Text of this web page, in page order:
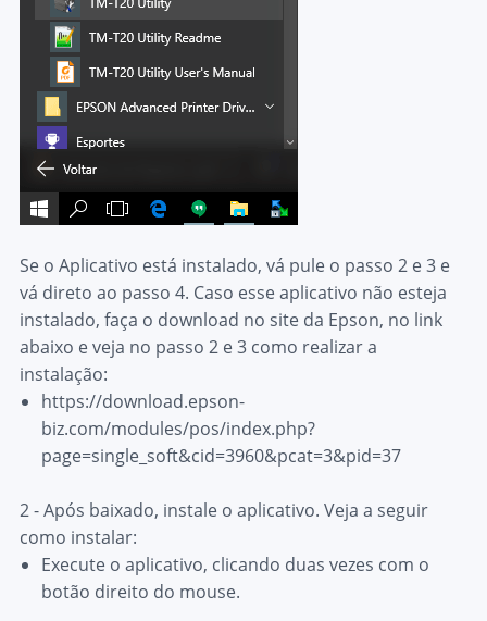
Se o Aplicativo está instalado, vá pule o passo 2 e 3 e
vá direto ao passo 4. Caso esse aplicativo não esteja
instalado, faça o download no site da Epson, no link
abaixo e veja no passo 2 e 3 como realizar a
instalação:
https://download.epson-
biz.com/modules/pos/index.php?
page=single_soft&cid=3960&pcat=3&pid=37
2 - Após baixado, instale o aplicativo. Veja a seguir
como instalar:
Execute o aplicativo, clicando duas vezes com o
botão direito do mouse.